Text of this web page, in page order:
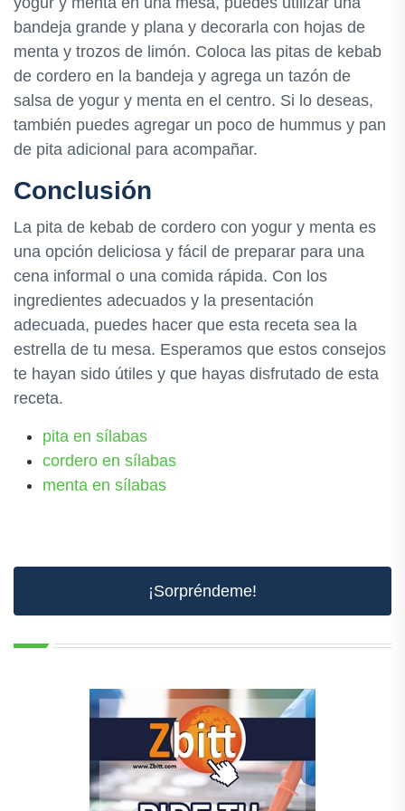
bandeja grande y plana y decorarla con hojas de
menta y trozos de limón. Coloca las pitas de kebab
de cordero en la bandeja y agrega un tazón de
salsa de yogur y menta en el centro. Si lo deseas,
también puedes agregar un poco de hummus y pan
de pita adicional para acompañar.
Conclusión
La pita de kebab de cordero con yogur y menta es
una opción deliciosa y fácil de preparar para una
cena informal o una comida rápida. Con los
ingredientes adecuados y la presentación
adecuada, puedes hacer que esta receta sea la
estrella de tu mesa. Esperamos que estos consejos
te hayan sido útiles y que hayas disfrutado de esta
receta.
pita en sílabas
cordero en sílabas
menta en sílabas
¡Sorpréndeme!